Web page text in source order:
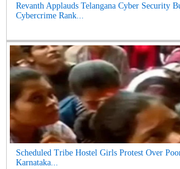
Revanth Applauds Telangana Cyber Security
Cybercrime Rank...
Scheduled Tribe Hostel Girls Protest Over
Karnataka...